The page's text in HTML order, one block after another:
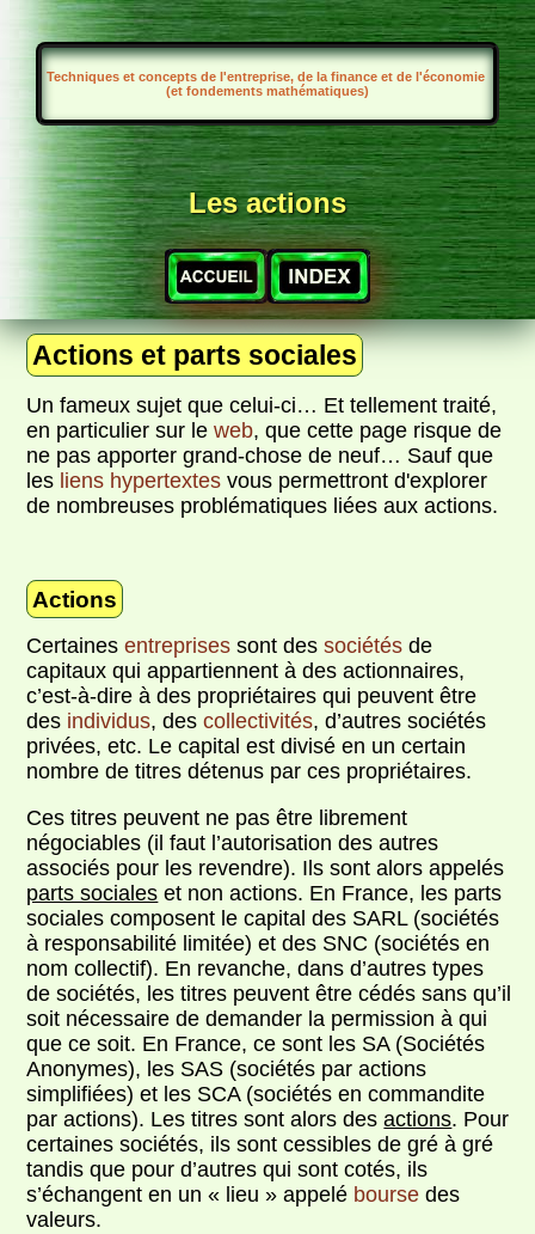
Techniques et concepts de l'entreprise, de la finance et de l'économie
(et fondements mathématiques)
Les actions
Actions et parts sociales
Un fameux sujet que celui-ci… Et tellement traité,
en particulier sur leweb, que cette page risque de
ne pas apporter grand-chose de neuf… Sauf que
les liens hypertextes vous permettront d'explorer
de nombreuses problématiques liées aux actions.
Actions
Certainesentreprises sont dessociétés de
capitaux qui appartiennent à des actionnaires,
c’est-à-dire à des propriétaires qui peuvent être
des individus, descollectivités, d’autres sociétés
privées, etc. Le capital est divisé en un certain
nombre de titres détenus par ces propriétaires.
Ces titres peuvent ne pas être librement
négociables (il faut l’autorisation des autres
associés pour les revendre). Ils sont alors appelés
parts sociales et non actions. En France, les parts
sociales composent le capital des SARL (sociétés
à responsabilité limitée) et des SNC (sociétés en
nom collectif). En revanche, dans d’autres types
de sociétés, les titres peuvent être cédés sans qu’il
soit nécessaire de demander la permission à qui
que ce soit. En France, ce sont les SA (Sociétés
Anonymes), les SAS (sociétés par actions
simplifiées) et les SCA (sociétés en commandite
par actions). Les titres sont alors desactions. Pour
certaines sociétés, ils sont cessibles de gré à gré
tandis que pour d’autres qui sont cotés, ils
s’échangent en un « lieu » appelé bourse des
valeurs.